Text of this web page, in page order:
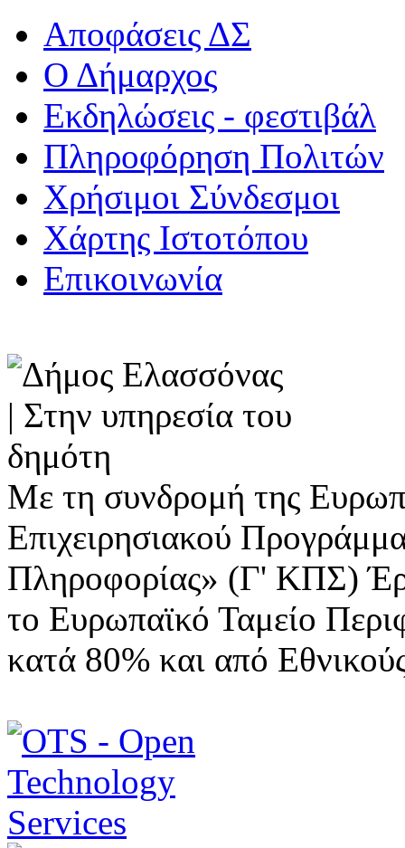
Αποφάσεις ΔΣ
Ο Δήμαρχος
Εκδηλώσεις - φεστιβάλ
Πληροφόρηση Πολιτών
Χρήσιμοι Σύνδεσμοι
Χάρτης Ιστοτόπου
Επικοινωνία
Με τη συνδρομή της
Επιχειρησιακού
Πληροφορίας» (Γ' ΚΠΣ)
το Ευρωπαϊκό Ταμείο
κατά 80% και από